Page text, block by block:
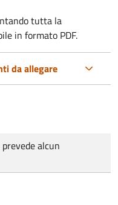
tutta la
in formato PDF.
da allegare
alcun